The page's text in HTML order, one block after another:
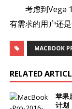
考虑到Vega 16
有需求的用户还是
MACBOOK
RELATED
苹果
计划